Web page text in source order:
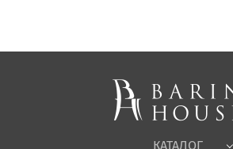
КАТАЛОГ
Спальни, Кровати
Корпусная мебель
Офисная мебель